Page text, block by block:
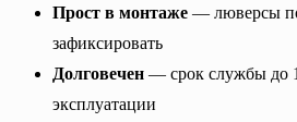
Прост в монтаже — люверсы
зафиксировать
Долговечен — срок службы до
эксплуатации